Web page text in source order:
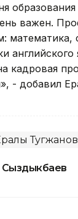
важен.
математика,
кадровая
- добавил
Тугжанов
Сыздыкбаев